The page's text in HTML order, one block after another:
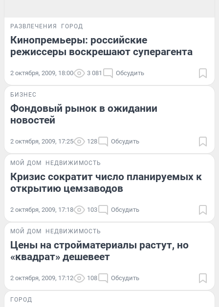
РАЗВЛЕЧЕНИЯ ГОРОД
Кинопремьеры: российские
режиссеры воскрешают суперагента
2 октября, 2009, 18:00 3 081 Обсудить
БИЗНЕС
Фондовый рынок в ожидании
новостей
2 октября, 2009, 17:25 128 Обсудить
МОЙ ДОМ НЕДВИЖИМОСТЬ
Кризис сократит число планируемых к
открытию цемзаводов
2 октября, 2009, 17:18 103 Обсудить
МОЙ ДОМ НЕДВИЖИМОСТЬ
Цены на стройматериалы растут, но
«квадрат» дешевеет
2 октября, 2009, 17:12 108 Обсудить
ГОРОД